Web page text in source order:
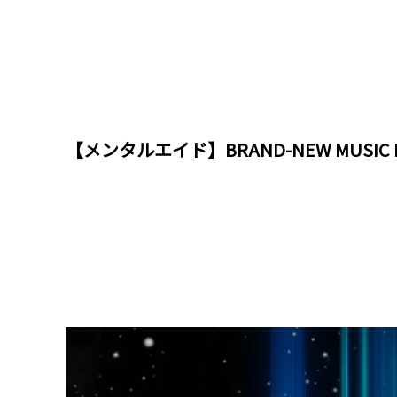
【メンタルエイド】BRAND-NEW MUSIC